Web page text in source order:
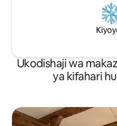
Ukodishaji wa
ya kifahari